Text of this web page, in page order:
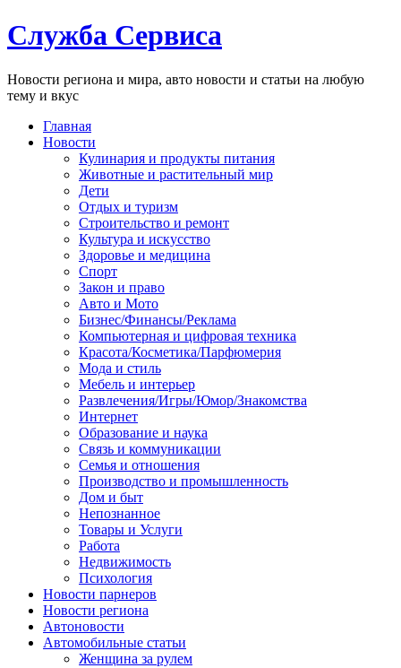
Служба Сервиса
Новости региона и мира, авто новости и статьи на любую
тему и вкус
Главная
Новости
Кулинария и продукты питания
Животные и растительный мир
Дети
Отдых и туризм
Строительство и ремонт
Культура и искусство
Здоровье и медицина
Спорт
Закон и право
Авто и Мото
Бизнес/Финансы/Реклама
Компьютерная и цифровая техника
Красота/Косметика/Парфюмерия
Мода и стиль
Мебель и интерьер
Развлечения/Игры/Юмор/Знакомства
Интернет
Образование и наука
Связь и коммуникации
Семья и отношения
Производство и промышленность
Дом и быт
Непознанное
Товары и Услуги
Работа
Недвижимость
Психология
Новости парнеров
Новости региона
Автоновости
Автомобильные статьи
Женщина за рулем